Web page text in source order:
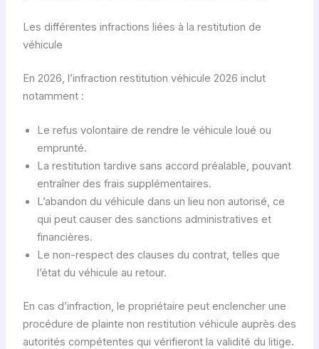
Les différentes infractions liées à la restitution de
véhicule
En 2026, l’infraction restitution véhicule 2026 inclut
notamment :
Le refus volontaire de rendre le véhicule loué ou
emprunté.
La restitution tardive sans accord préalable, pouvant
entraîner des frais supplémentaires.
L’abandon du véhicule dans un lieu non autorisé, ce
qui peut causer des sanctions administratives et
financières.
Le non-respect des clauses du contrat, telles que
l’état du véhicule au retour.
En cas d’infraction, le propriétaire peut enclencher une
procédure de plainte non restitution véhicule auprès des
autorités compétentes qui vérifieront la validité du litige.